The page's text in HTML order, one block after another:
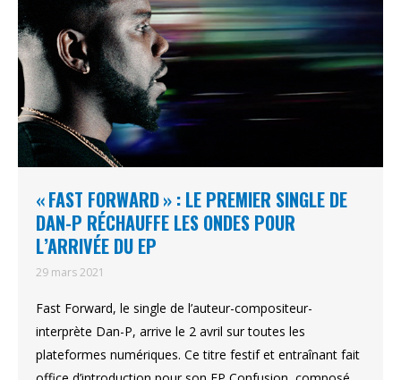
« FAST FORWARD » : LE PREMIER SINGLE DE
DAN-P RÉCHAUFFE LES ONDES POUR
L’ARRIVÉE DU EP
29 mars 2021
Fast Forward, le single de l’auteur-compositeur-
interprète Dan-P, arrive le 2 avril sur toutes les
plateformes numériques. Ce titre festif et entraînant fait